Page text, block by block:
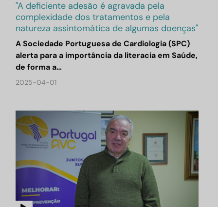
"A deficiente adesão é agravada pela
complexidade dos tratamentos e pela
natureza assintomática de algumas doenças"
A Sociedade Portuguesa de Cardiologia (SPC)
alerta para a importância da literacia em Saúde,
de forma a…
2025-04-01